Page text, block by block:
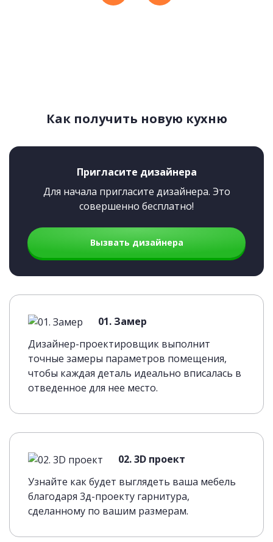
Как получить новую кухню
Пригласите дизайнера
Для начала пригласите дизайнера. Это
совершенно бесплатно!
Вызвать дизайнера
01. Замер
Дизайнер-проектировщик выполнит
точные замеры параметров помещения,
чтобы каждая деталь идеально вписалась в
отведенное для нее место.
02. 3D проект
Узнайте как будет выглядеть ваша мебель
благодаря 3д-проекту гарнитура,
сделанному по вашим размерам.